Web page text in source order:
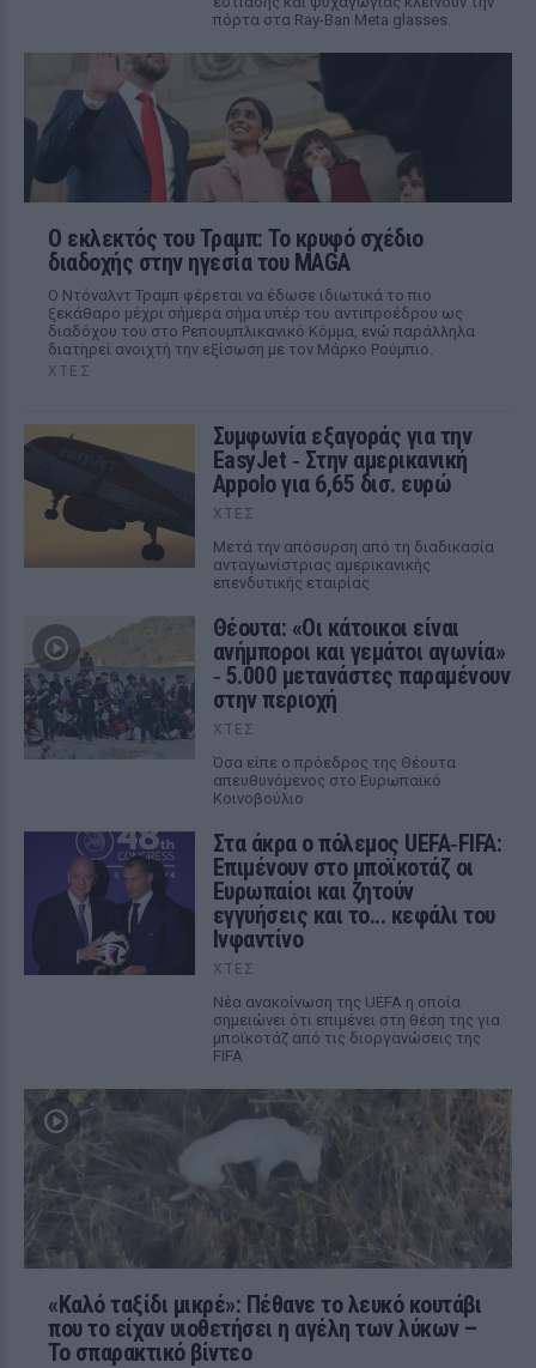
πόρτα στα Ray-Ban Meta glasses.
Ο εκλεκτός του Τραμπ: Το κρυφό σχέδιο
διαδοχής στην ηγεσία του MAGA
Ο Ντόναλντ Τραμπ φέρεται να έδωσε ιδιωτικά το πιο
ξεκάθαρο μέχρι σήμερα σήμα υπέρ του αντιπροέδρου ως
διαδόχου του στο Ρεπουμπλικανικό Κόμμα, ενώ παράλληλα
διατηρεί ανοιχτή την εξίσωση με τον Μάρκο Ρούμπιο.
ΧΤΕΣ
Συμφωνία εξαγοράς για την
EasyJet ‑ Στην αμερικανική
Appolo για 6,65 δισ. ευρώ
ΧΤΕΣ
Μετά την απόσυρση από τη διαδικασία
ανταγωνίστριας αμερικανικής
επενδυτικής εταιρίας
Θέουτα: «Οι κάτοικοι είναι
ανήμποροι και γεμάτοι αγωνία»
‑ 5.000 μετανάστες παραμένουν
στην περιοχή
ΧΤΕΣ
Όσα είπε ο πρόεδρος της Θέουτα
απευθυνόμενος στο Ευρωπαϊκό
Κοινοβούλιο
Στα άκρα ο πόλεμος UEFA‑FIFA:
Επιμένουν στο μποϊκοτάζ οι
Ευρωπαίοι και ζητούν
εγγυήσεις και το... κεφάλι του
Ινφαντίνο
ΧΤΕΣ
Νέα ανακοίνωση της UEFA η οποία
σημειώνει ότι επιμένει στη θέση της για
μποϊκοτάζ από τις διοργανώσεις της
FIFA
«Καλό ταξίδι μικρέ»: Πέθανε το λευκό κουτάβι
που το είχαν υιοθετήσει η αγέλη των λύκων –
Το σπαρακτικό βίντεο